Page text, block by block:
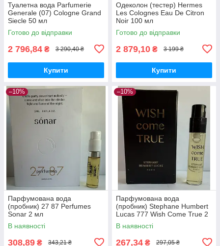
Туалетна вода Parfumerie
Generale (07) Cologne Grand
Siecle 50 мл
Готово до відправки
2 796,84 ₴ 3 290,40 ₴
Купити
Одеколон (тестер) Hermes
Les Colognes Eau De Citron
Noir 100 мл
Готово до відправки
2 879,10 ₴ 3 199 ₴
Купити
–10%
Парфумована вода
(пробник) 27 87 Perfumes
Sonar 2 мл
В наявності
308,89 ₴ 343,21 ₴
–10%
Парфумована вода
(пробник) Stephane Humbert
Lucas 777 Wish Come True 2
мл
В наявності
267,34 ₴ 297,05 ₴